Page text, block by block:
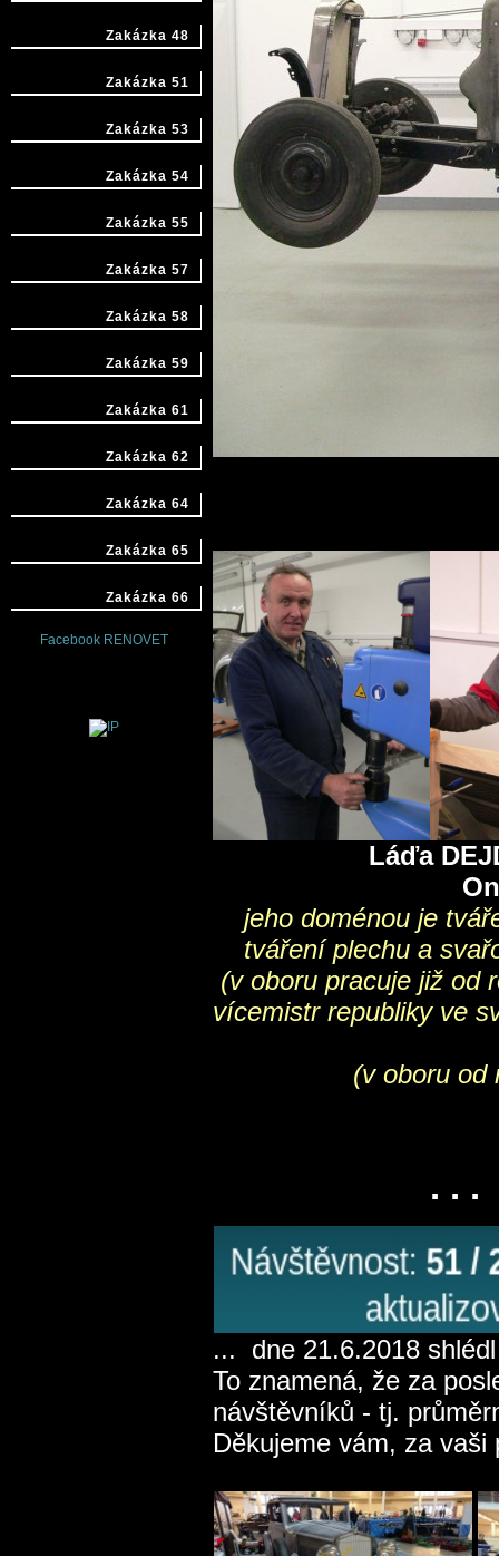
Zakázka 48
Zakázka 51
Zakázka 53
Zakázka 54
Zakázka 55
Zakázka 57
Zakázka 58
Zakázka 59
Zakázka 61
Zakázka 62
Zakázka 64
Zakázka 65
Zakázka 66
Facebook RENOVET
Ondra
jeho doménou je
tváření plechu a
(v oboru pracuje již
vícemistr
(v oboru od
. . .
... dne 21.6.2018
To znamená, že za
návštěvníků - tj.
Děkujeme vám, za vaši